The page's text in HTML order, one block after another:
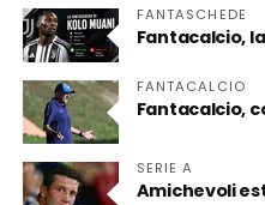
FANTASCHEDE
Fantacalcio,
FANTACALCIO
Fantacalcio,
SERIE A
Amichevoli